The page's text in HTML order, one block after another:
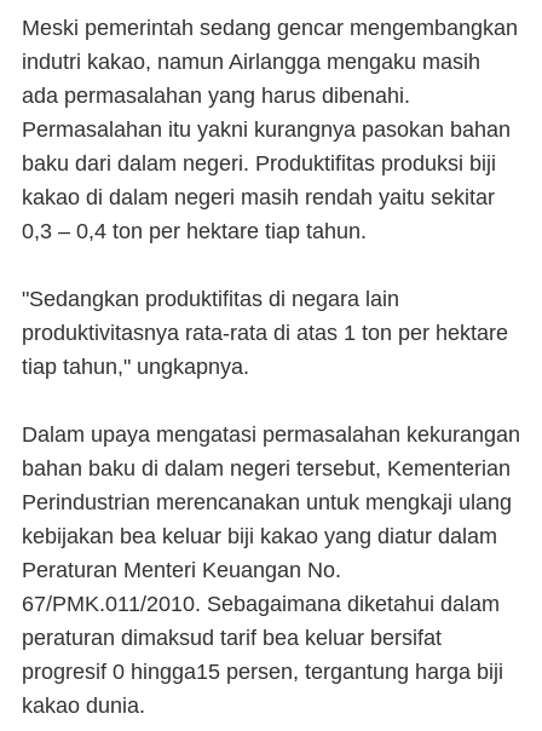
Meski pemerintah sedang gencar mengembangkan
indutri kakao, namun Airlangga mengaku masih
ada permasalahan yang harus dibenahi.
Permasalahan itu yakni kurangnya pasokan bahan
baku dari dalam negeri. Produktifitas produksi biji
kakao di dalam negeri masih rendah yaitu sekitar
0,3 – 0,4 ton per hektare tiap tahun.
"Sedangkan produktifitas di negara lain
produktivitasnya rata-rata di atas 1 ton per hektare
tiap tahun," ungkapnya.
Dalam upaya mengatasi permasalahan kekurangan
bahan baku di dalam negeri tersebut, Kementerian
Perindustrian merencanakan untuk mengkaji ulang
kebijakan bea keluar biji kakao yang diatur dalam
Peraturan Menteri Keuangan No.
67/PMK.011/2010. Sebagaimana diketahui dalam
peraturan dimaksud tarif bea keluar bersifat
progresif 0 hingga15 persen, tergantung harga biji
kakao dunia.